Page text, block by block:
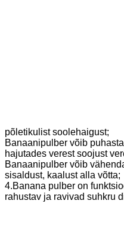
põletikulist soolehaigust;
Banaanipulber võib
hajutades verest soojust
Banaanipulber võib
sisaldust, kaalust alla võtta;
4.Banana pulber on
rahustav ja ravivad suhkru